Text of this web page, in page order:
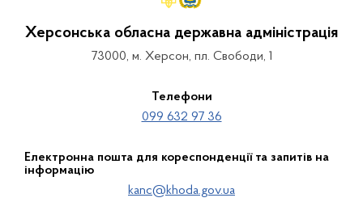
Херсонська обласна державна адміністрація
73000, м. Херсон, пл. Свободи, 1
Телефони
099 632 97 36
Електронна пошта для кореспонденції та запитів на
інформацію
kanc@khoda.gov.ua